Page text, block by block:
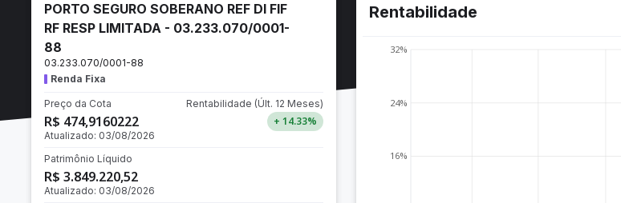
PORTO SEGURO SOBERANO REF DI FIF
RF RESP LIMITADA - 03.233.070/0001-
88
03.233.070/0001-88
Renda Fixa
Preço da Cota
R$ 474,9160222
Atualizado: 03/08/2026
Rentabilidade (Últ. 12 Meses)
+ 14.33%
Patrimônio Líquido
R$ 3.849.220,52
Atualizado: 03/08/2026
Rentabilidade
16%
24%
32%